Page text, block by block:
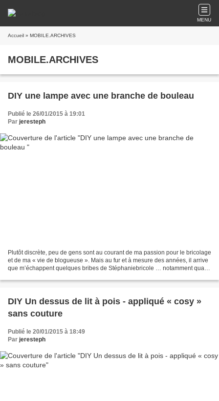
MENU
Accueil » MOBILE.ARCHIVES
MOBILE.ARCHIVES
DIY une lampe avec une branche de bouleau
Publié le 26/01/2015 à 19:01
Par jeresteph
Plutôt discrète, peu de gens sont au courant de ma passion pour le bricolage
et de ma « vie de blogueuse ». Mais au fur et à mesure des années, il arrive
que m’échappent quelques bribes de Stéphaniebricole … notamment quand
DIY Un dessus de lit à pois - appliqué « cosy »
sans couture
Publié le 20/01/2015 à 18:49
Par jeresteph